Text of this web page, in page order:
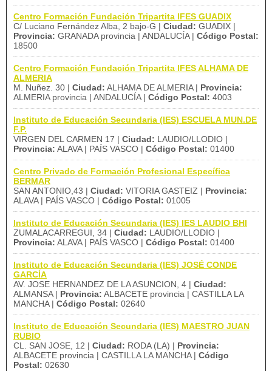
Centro Formación Fundación Tripartita IFES GUADIX
C/ Luciano Fernández Alba, 2 bajo-G | Ciudad: GUADIX |
Provincia: GRANADA provincia | ANDALUCÍA | Código Postal:
18500
Centro Formación Fundación Tripartita IFES ALHAMA DE
ALMERIA
M. Nuñez. 30 | Ciudad: ALHAMA DE ALMERIA | Provincia:
ALMERIA provincia | ANDALUCÍA | Código Postal: 4003
Instituto de Educación Secundaria (IES) ESCUELA MUN.DE
F.P.
VIRGEN DEL CARMEN 17 | Ciudad: LAUDIO/LLODIO |
Provincia: ALAVA | PAÍS VASCO | Código Postal: 01400
Centro Privado de Formación Profesional Específica
BERMAR
SAN ANTONIO,43 | Ciudad: VITORIA GASTEIZ | Provincia:
ALAVA | PAÍS VASCO | Código Postal: 01005
Instituto de Educación Secundaria (IES) IES LAUDIO BHI
ZUMALACARREGUI, 34 | Ciudad: LAUDIO/LLODIO |
Provincia: ALAVA | PAÍS VASCO | Código Postal: 01400
Instituto de Educación Secundaria (IES) JOSÉ CONDE
GARCÍA
AV. JOSE HERNANDEZ DE LA ASUNCION, 4 | Ciudad:
ALMANSA | Provincia: ALBACETE provincia | CASTILLA LA
MANCHA | Código Postal: 02640
Instituto de Educación Secundaria (IES) MAESTRO JUAN
RUBIO
CL. SAN JOSE, 12 | Ciudad: RODA (LA) | Provincia:
ALBACETE provincia | CASTILLA LA MANCHA | Código
Postal: 02630